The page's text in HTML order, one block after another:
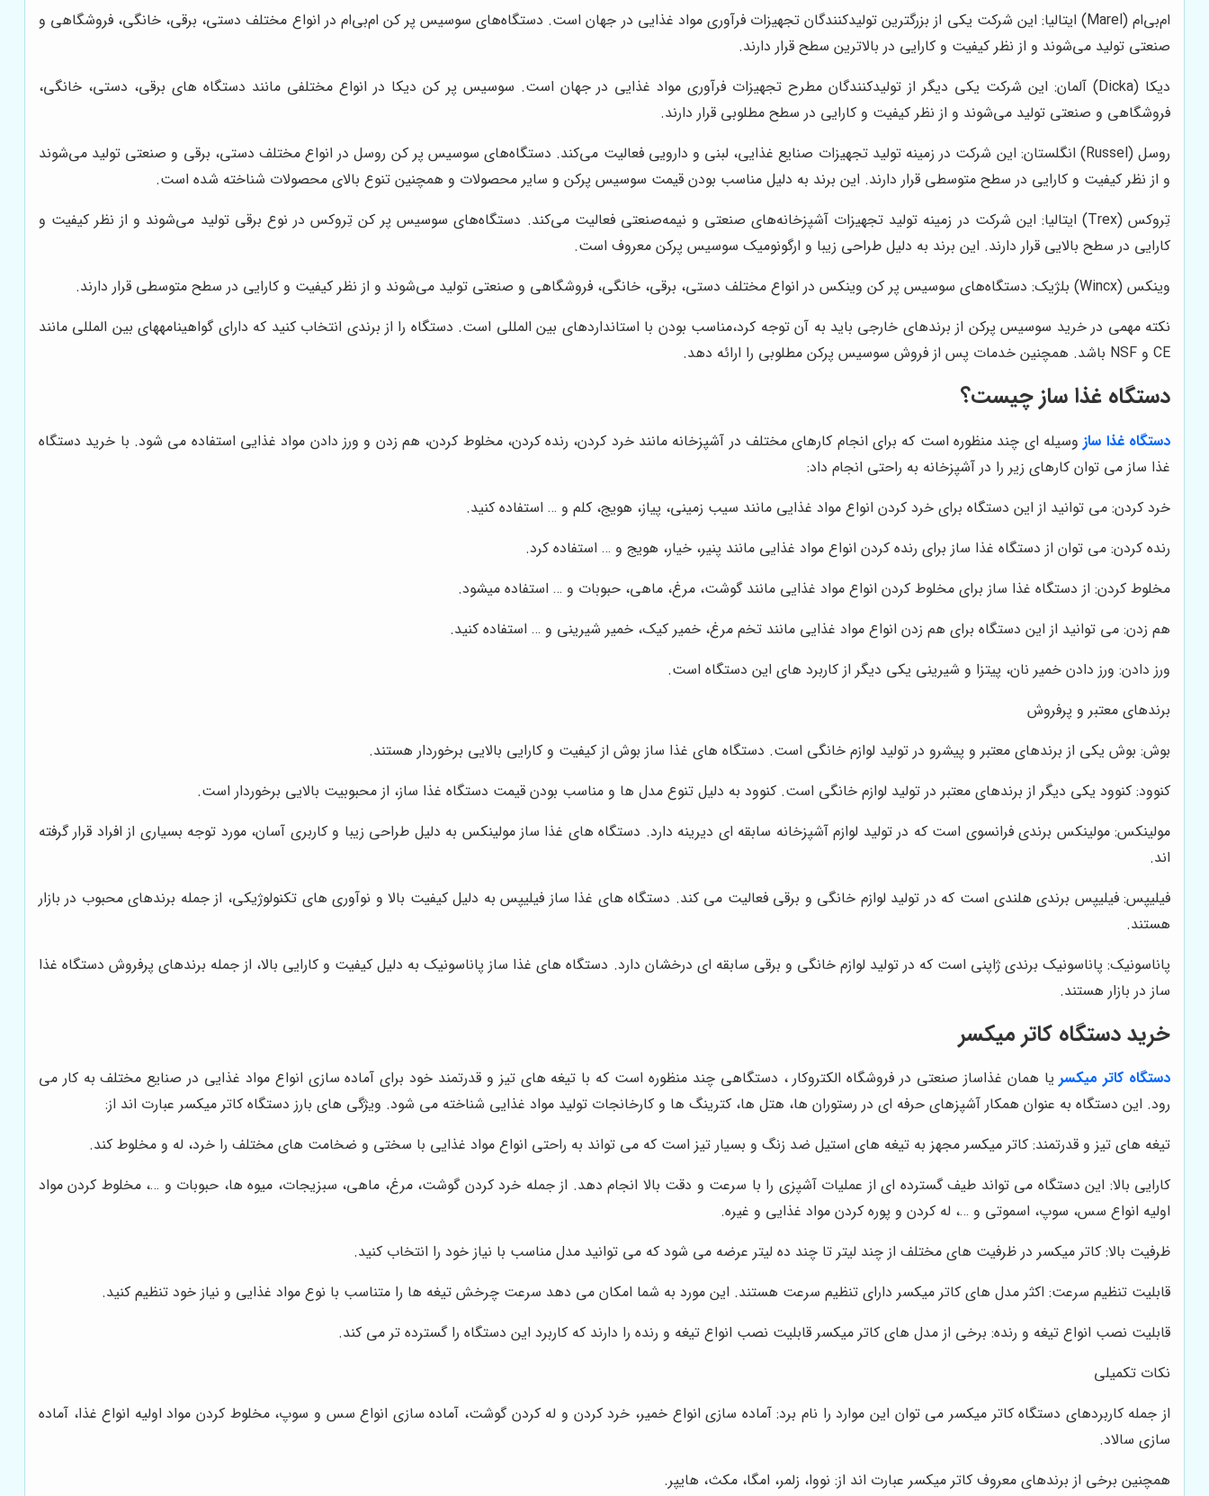
ام‌بی‌ام (Marel) ایتالیا: این شرکت یکی از بزرگترین تولیدکنندگان تجهیزات فرآوری مواد غذایی در جهان است. دستگاه‌های سوسیس پر کن ام‌بی‌ام در انواع مختلف دستی، برقی، خانگی، فروشگاهی و
صنعتی تولید می‌شوند و از نظر کیفیت و کارایی در بالاترین سطح قرار دارند.
دیکا (Dicka) آلمان: این شرکت یکی دیگر از تولیدکنندگان مطرح تجهیزات فرآوری مواد غذایی در جهان است. سوسیس پر کن دیکا در انواع مختلفی مانند دستگاه های برقی، دستی، خانگی،
فروشگاهی و صنعتی تولید می‌شوند و از نظر کیفیت و کارایی در سطح مطلوبی قرار دارند.
روسل (Russel) انگلستان: این شرکت در زمینه تولید تجهیزات صنایع غذایی، لبنی و دارویی فعالیت می‌کند. دستگاه‌های سوسیس پر کن روسل در انواع مختلف دستی، برقی و صنعتی تولید می‌شوند
و از نظر کیفیت و کارایی در سطح متوسطی قرار دارند. این برند به دلیل مناسب بودن قیمت سوسیس پرکن و سایر محصولات و همچنین تنوع بالای محصولات شناخته شده است.
تِروکس (Trex) ایتالیا: این شرکت در زمینه تولید تجهیزات آشپزخانه‌های صنعتی و نیمه‌صنعتی فعالیت می‌کند. دستگاه‌های سوسیس پر کن تِروکس در نوع برقی تولید می‌شوند و از نظر کیفیت و
کارایی در سطح بالایی قرار دارند. این برند به دلیل طراحی زیبا و ارگونومیک سوسیس پرکن معروف است.
وینکس (Wincx) بلژیک: دستگاه‌های سوسیس پر کن وینکس در انواع مختلف دستی، برقی، خانگی، فروشگاهی و صنعتی تولید می‌شوند و از نظر کیفیت و کارایی در سطح متوسطی قرار دارند.
نکته مهمی در خرید سوسیس پرکن از برندهای خارجی باید به آن توجه کرد،مناسب بودن با استانداردهای بین المللی است. دستگاه را از برندی انتخاب کنید که دارای گواهینامه­های بین المللی مانند
CE و NSF باشد. همچنین خدمات پس از فروش سوسیس پرکن مطلوبی را ارائه دهد.
دستگاه غذا ساز چیست؟
دستگاه غذا ساز وسیله ای چند منظوره است که برای انجام کارهای مختلف در آشپزخانه مانند خرد کردن، رنده کردن، مخلوط کردن، هم زدن و ورز دادن مواد غذایی استفاده می شود. با خرید دستگاه
غذا ساز می توان کارهای زیر را در آشپزخانه به راحتی انجام داد:
خرد کردن: می توانید از این دستگاه برای خرد کردن انواع مواد غذایی مانند سیب زمینی، پیاز، هویج، کلم و … استفاده کنید.
رنده کردن: می توان از دستگاه غذا ساز برای رنده کردن انواع مواد غذایی مانند پنیر، خیار، هویج و … استفاده کرد.
مخلوط کردن: از دستگاه غذا ساز برای مخلوط کردن انواع مواد غذایی مانند گوشت، مرغ، ماهی، حبوبات و … استفاده می­شود.
هم زدن: می توانید از این دستگاه برای هم زدن انواع مواد غذایی مانند تخم مرغ، خمیر کیک، خمیر شیرینی و … استفاده کنید.
ورز دادن: ورز دادن خمیر نان، پیتزا و شیرینی یکی دیگر از کاربرد های این دستگاه است.
برندهای معتبر و پرفروش
بوش: بوش یکی از برندهای معتبر و پیشرو در تولید لوازم خانگی است. دستگاه های غذا ساز بوش از کیفیت و کارایی بالایی برخوردار هستند.
کنوود: کنوود یکی دیگر از برندهای معتبر در تولید لوازم خانگی است. کنوود به دلیل تنوع مدل ها و مناسب بودن قیمت دستگاه غذا ساز، از محبوبیت بالایی برخوردار است.
مولینکس: مولینکس برندی فرانسوی است که در تولید لوازم آشپزخانه سابقه ای دیرینه دارد. دستگاه های غذا ساز مولینکس به دلیل طراحی زیبا و کاربری آسان، مورد توجه بسیاری از افراد قرار گرفته
اند.
فیلیپس: فیلیپس برندی هلندی است که در تولید لوازم خانگی و برقی فعالیت می کند. دستگاه های غذا ساز فیلیپس به دلیل کیفیت بالا و نوآوری های تکنولوژیکی، از جمله برندهای محبوب در بازار
هستند.
پاناسونیک: پاناسونیک برندی ژاپنی است که در تولید لوازم خانگی و برقی سابقه ای درخشان دارد. دستگاه های غذا ساز پاناسونیک به دلیل کیفیت و کارایی بالا، از جمله برندهای پرفروش دستگاه غذا
ساز در بازار هستند.
خرید دستگاه کاتر میکسر
دستگاه کاتر میکسر یا همان غذاساز صنعتی در فروشگاه الکتروکار ، دستگاهی چند منظوره است که با تیغه های تیز و قدرتمند خود برای آماده سازی انواع مواد غذایی در صنایع مختلف به کار می
رود. این دستگاه به عنوان همکار آشپزهای حرفه ای در رستوران ها، هتل ها، کترینگ ها و کارخانجات تولید مواد غذایی شناخته می شود. ویژگی های بارز دستگاه کاتر میکسر عبارت اند از:
تیغه های تیز و قدرتمند: کاتر میکسر مجهز به تیغه های استیل ضد زنگ و بسیار تیز است که می تواند به راحتی انواع مواد غذایی با سختی و ضخامت های مختلف را خرد، له و مخلوط کند.
کارایی بالا: این دستگاه می تواند طیف گسترده ای از عملیات آشپزی را با سرعت و دقت بالا انجام دهد. از جمله خرد کردن گوشت، مرغ، ماهی، سبزیجات، میوه ها، حبوبات و …، مخلوط کردن مواد
اولیه انواع سس، سوپ، اسموتی و …، له کردن و پوره کردن مواد غذایی و غیره.
ظرفیت بالا: کاتر میکسر در ظرفیت های مختلف از چند لیتر تا چند ده لیتر عرضه می شود که می توانید مدل مناسب با نیاز خود را انتخاب کنید.
قابلیت تنظیم سرعت: اکثر مدل های کاتر میکسر دارای تنظیم سرعت هستند. این مورد به شما امکان می دهد سرعت چرخش تیغه ها را متناسب با نوع مواد غذایی و نیاز خود تنظیم کنید.
قابلیت نصب انواع تیغه و رنده: برخی از مدل های کاتر میکسر قابلیت نصب انواع تیغه و رنده را دارند که کاربرد این دستگاه را گسترده تر می کند.
نکات تکمیلی
از جمله کاربردهای دستگاه کاتر میکسر می توان این موارد را نام برد: آماده سازی انواع خمیر، خرد کردن و له کردن گوشت، آماده سازی انواع سس و سوپ، مخلوط کردن مواد اولیه انواع غذا، آماده
سازی سالاد.
همچنین برخی از برندهای معروف کاتر میکسر عبارت اند از: نووا، زلمر، امگا، مکث، هایپر.